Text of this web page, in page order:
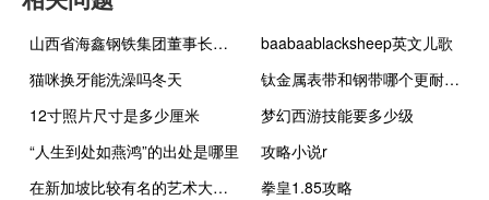
山西省海鑫钢铁集团董事长（李兆会-山西海鑫钢铁集团前任董事长介绍）
baabaablacksheep英文儿歌
猫咪换牙能洗澡吗冬天
钛金属表带和钢带哪个更耐磨（钛金属）
12寸照片尺寸是多少厘米
梦幻西游技能要多少级
“人生到处如燕鸿”的出处是哪里
攻略小说r
在新加坡比较有名的艺术大学主要有哪些
拳皇1.85攻略